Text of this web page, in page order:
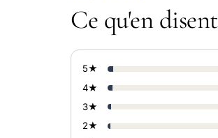
Ce qu'en
5★
4★
3★
2★